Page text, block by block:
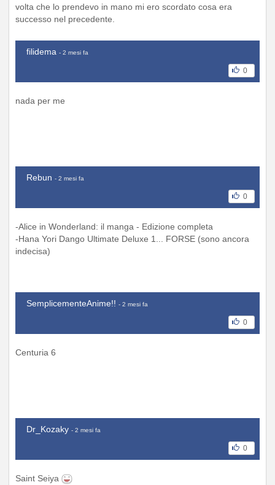
volta che lo prendevo in mano mi ero scordato cosa era
successo nel precedente.
filidema - 2 mesi fa
0
nada per me
Rebun - 2 mesi fa
0
-Alice in Wonderland: il manga - Edizione completa
-Hana Yori Dango Ultimate Deluxe 1... FORSE (sono ancora
indecisa)
SemplicementeAnime!! - 2 mesi fa
0
Centuria 6
Dr_Kozaky - 2 mesi fa
0
Saint Seiya